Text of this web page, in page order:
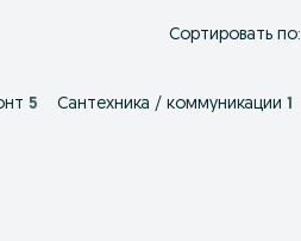
Сортировать по:
5 Сантехника / коммуникации 1